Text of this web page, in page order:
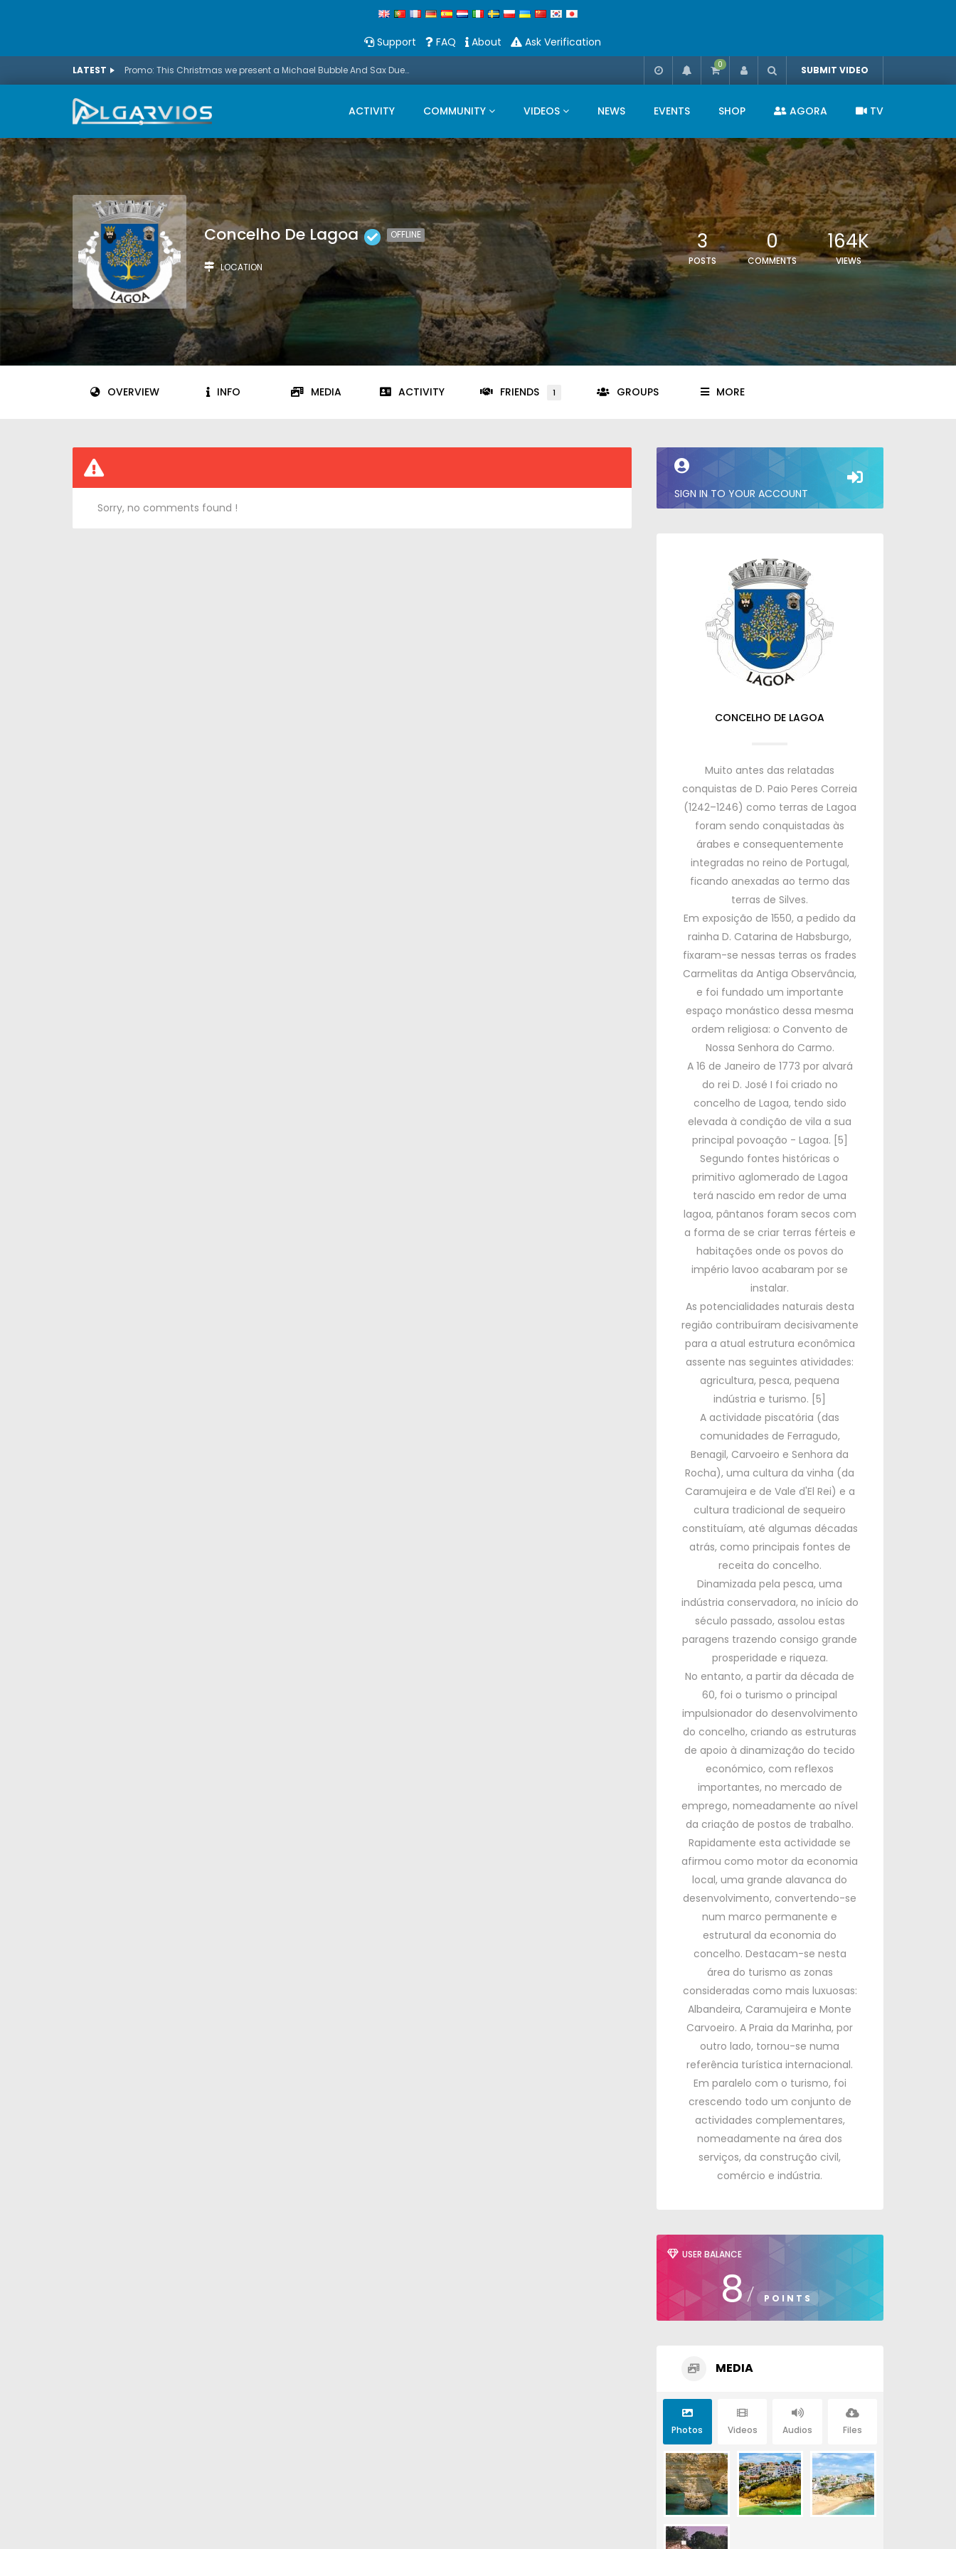
Support FAQ About Ask Verification
LATEST Promo: This Christmas we present a Michael Bubble And Sax Duets 0 SUBMIT VIDEO
ACTIVITY COMMUNITY VIDEOS NEWS EVENTS SHOP AGORA TV
Concelho De Lagoa OFFLINE
LOCATION
3
POSTS
0
COMMENTS
164K
VIEWS
OVERVIEW INFO MEDIA ACTIVITY FRIENDS 1 GROUPS MORE
Sorry, no comments found !
SIGN IN TO YOUR ACCOUNT
CONCELHO DE LAGOA
Muito antes das relatadas
conquistas de D. Paio Peres Correia
(1242–1246) como terras de Lagoa
foram sendo conquistadas às
árabes e consequentemente
integradas no reino de Portugal,
ficando anexadas ao termo das
terras de Silves.
Em exposição de 1550, a pedido da
rainha D. Catarina de Habsburgo,
fixaram-se nessas terras os frades
Carmelitas da Antiga Observância,
e foi fundado um importante
espaço monástico dessa mesma
ordem religiosa: o Convento de
Nossa Senhora do Carmo.
A 16 de Janeiro de 1773 por alvará
do rei D. José I foi criado no
concelho de Lagoa, tendo sido
elevada à condição de vila a sua
principal povoação - Lagoa. [5]
Segundo fontes históricas o
primitivo aglomerado de Lagoa
terá nascido em redor de uma
lagoa, pântanos foram secos com
a forma de se criar terras férteis e
habitações onde os povos do
império lavoo acabaram por se
instalar.
As potencialidades naturais desta
região contribuíram decisivamente
para a atual estrutura econômica
assente nas seguintes atividades:
agricultura, pesca, pequena
indústria e turismo. [5]
A actividade piscatória (das
comunidades de Ferragudo,
Benagil, Carvoeiro e Senhora da
Rocha), uma cultura da vinha (da
Caramujeira e de Vale d'El Rei) e a
cultura tradicional de sequeiro
constituíam, até algumas décadas
atrás, como principais fontes de
receita do concelho.
Dinamizada pela pesca, uma
indústria conservadora, no início do
século passado, assolou estas
paragens trazendo consigo grande
prosperidade e riqueza.
No entanto, a partir da década de
60, foi o turismo o principal
impulsionador do desenvolvimento
do concelho, criando as estruturas
de apoio à dinamização do tecido
económico, com reflexos
importantes, no mercado de
emprego, nomeadamente ao nível
da criação de postos de trabalho.
Rapidamente esta actividade se
afirmou como motor da economia
local, uma grande alavanca do
desenvolvimento, convertendo-se
num marco permanente e
estrutural da economia do
concelho. Destacam-se nesta
área do turismo as zonas
consideradas como mais luxuosas:
Albandeira, Caramujeira e Monte
Carvoeiro.A Praia da Marinha, por
outro lado, tornou-se numa
referência turística internacional.
Em paralelo com o turismo, foi
crescendo todo um conjunto de
actividades complementares,
nomeadamente na área dos
serviços, da construção civil,
comércio e indústria.
USER BALANCE
8/ POINTS
MEDIA
Photos Videos Audios Files